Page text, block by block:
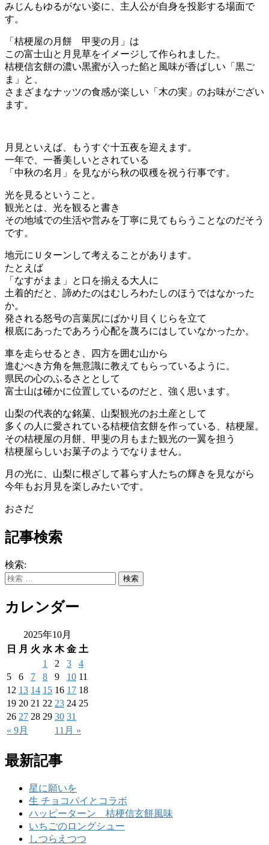
みじんもゆるがない姿に、主人公が自身を投影する場面で
す。
「桔梗屋の月餅 甲斐の月」は
この富士山と月見草をイメージして作られました。
桔梗信玄餅の濃い黒蜜が入った餡と風味が香ばしい「黒ご
ま」と、
さまざまなナッツの食感が楽しい「木の実」のお味がござい
ます。
月見といえば、もうすぐ十五夜を迎えます。
一年で、一番美しいとされている
「中秋の名月」を見ながら秋の収穫を祝う行事です。
光を見るということ。
観光とは、光を観ると書き
その地域での生活や営みを丁寧に見てもらうことなのだそう
です。
地元にＵターンして考えることがあります。
たとえば
「なすがまま」と口を揃える大人に
土着的だと、諦めたのはむしろわたしのほうではなかった
か。
発される怒号の言葉尻にばかり目くじらを立て
根底にあったであろう心配を蔑ろにはしていなかったか。
車を走らせるとき、四方を囲む山から
進むべき方角を無意識に教えてもらっているように。
県民の心のふるさととして
富士山は確かに位置しているのだと、強く思います。
山梨の代表的な銘菓、山梨観光のお土産として
多くの人に愛されている桔梗信玄餅を作っている、桔梗屋。
その桔梗屋の月餅、甲斐の月もまた観光の一翼を担う
桔梗屋らしいお菓子のようでなりません。
月の光に、山梨に根ざして暮らす人たちの輝きを見ながら
今年もお月見を楽しみたいです。
おさだ
記事検索
検索:
カレンダー
2025年10月
日
月 火 水 木 金 土
« 9月 11月 »
1 2 3
4
5
6 7 8 9 10 11
12 13 14 15 16 17 18
19 20 21 22 23 24 25
26 27 28 29 30 31
最新記事
星に願いを
生 チョコパイとコラボ
ハッピーターン 桔梗信玄餅風味
いちごのロングシュー
しつらえつつ